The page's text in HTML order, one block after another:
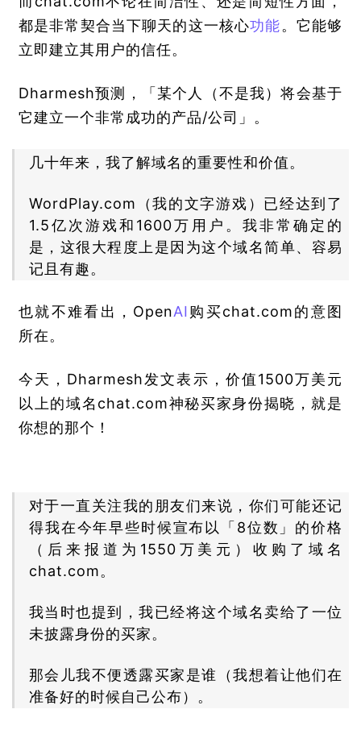
都是非常契合当下聊天的这一核心功能。它能够
立即建立其用户的信任。
Dharmesh预测，「某个人（不是我）将会基于
它建立一个非常成功的产品/公司」。
几十年来，我了解域名的重要性和价值。
WordPlay.com（我的文字游戏）已经达到了
1.5亿次游戏和1600万用户。我非常确定的
是，这很大程度上是因为这个域名简单、容易
记且有趣。
也就不难看出，OpenAI购买chat.com的意图
所在。
今天，Dharmesh发文表示，价值1500万美元
以上的域名chat.com神秘买家身份揭晓，就是
你想的那个！
对于一直关注我的朋友们来说，你们可能还记
得我在今年早些时候宣布以「8位数」的价格
（后来报道为1550万美元）收购了域名
chat.com。
我当时也提到，我已经将这个域名卖给了一位
未披露身份的买家。
那会儿我不便透露买家是谁（我想着让他们在
准备好的时候自己公布）。